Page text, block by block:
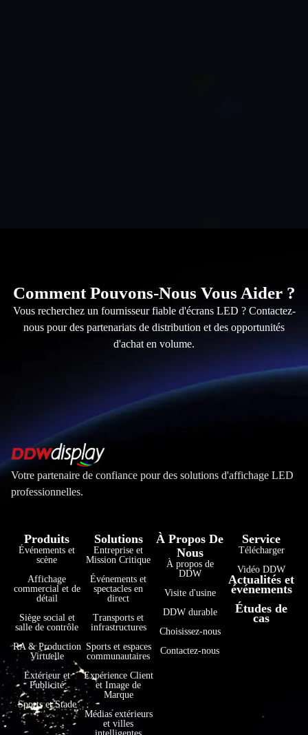
Comment Pouvons-Nous Vous Aider ?
Vous recherchez un fournisseur fiable d'écrans LED ? Contactez-
nous pour des partenariats de distribution et des opportunités
d'achat en volume.
Votre partenaire de confiance pour des solutions d'affichage LED
professionnelles.
Produits
Événements et
scène
Affichage
commercial et de
détail
Siège social et
salle de contrôle
RA & Production
Virtuelle
Extérieur et
Publicité
Sports et Stade
Solutions
Entreprise et
Mission Critique
Événements et
spectacles en
direct
Transports et
infrastructures
Sports et espaces
communautaires
Expérience Client
et Image de
Marque
Médias extérieurs
et villes
À Propos De
Nous
À propos de
DDW
Visite d'usine
DDW durable
Choisissez-nous
Contactez-nous
Service
Télécharger
Vidéo DDW
Actualités et
événements
Études de
cas
Bahasa Indonesia
हिन्दी
فارسی